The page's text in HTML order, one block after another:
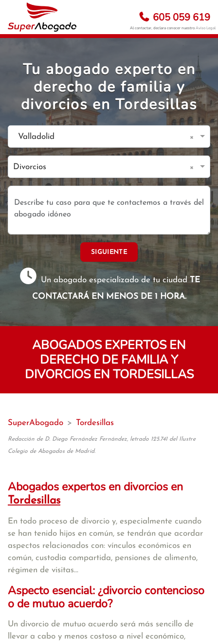
605 059 619
Al contactar, declara conocer nuestroAviso Legal
Tu abogado experto en
derecho de familia y
divorcios en Tordesillas
Valladolid ×
Divorcios ×
SIGUIENTE
Un abogado especializado de tu ciudadTE
CONTACTARÁ EN MENOS DE 1 HORA.
ABOGADOS EXPERTOS EN
DERECHO DE FAMILIA Y
DIVORCIOS EN TORDESILLAS
SuperAbogado > Tordesillas
Redacción de D. Diego Fernández Fernández, letrado 125.741 del Ilustre
Colegio de Abogados de Madrid.
Abogados expertos en divorcios en
Tordesillas
En todo proceso de divorcio y, especialmente cuando
se han tenido hijos en común, se tendrán que acordar
aspectos relacionados con: vínculos económicos en
común, custodia compartida, pensiones de alimento,
régimen de visitas...
Aspecto esencial: ¿divorcio contencioso
o de mutuo acuerdo?
Un divorcio de mutuo acuerdo será más sencillo de
llevar a cabo y menos costoso a nivel económico,